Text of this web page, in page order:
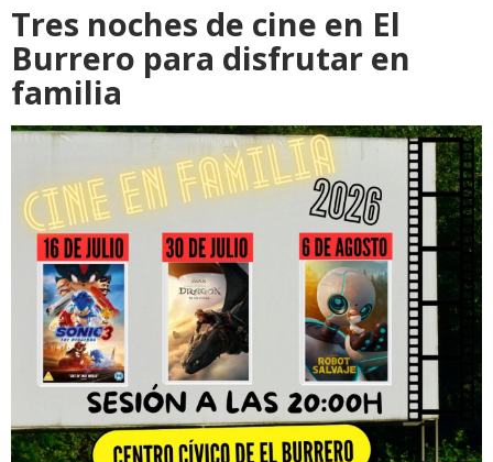
Tres noches de cine en El
Burrero para disfrutar en
familia